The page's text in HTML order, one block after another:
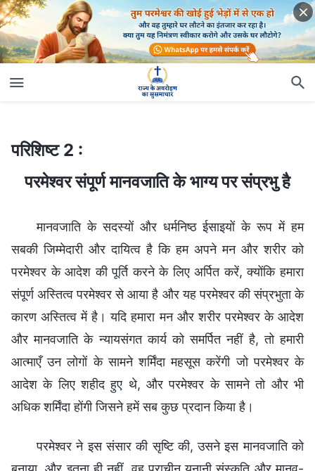
परिशिष्ट 2 :
परमेश्वर संपूर्ण मानवजाति के भाग्य पर संप्रभु है
परिशिष्ट 2 :
परमेश्वर संपूर्ण मानवजाति के भाग्य पर संप्रभु है
मानवजाति के सदस्यों और धर्मनिष्ठ ईसाइयों के रूप में हम
सबकी जिम्मेदारी और दायित्व है कि हम अपने मन और शरीर को
परमेश्वर के आदेश की पूर्ति करने के लिए अर्पित करें, क्योंकि हमारा
संपूर्ण अस्तित्व परमेश्वर से आया है और यह परमेश्वर की संप्रभुता के
कारण अस्तित्व में है। यदि हमारा मन और शरीर परमेश्वर के आदेश
और मानवजाति के न्यायसंगत कार्य को समर्पित नहीं है, तो हमारी
आत्माएँ उन लोगों के सामने शर्मिंदा महसूस करेंगी जो परमेश्वर के
आदेश के लिए शहीद हुए थे, और परमेश्वर के सामने तो और भी
अधिक शर्मिंदा होंगी जिसने हमें सब कुछ प्रदान किया है।
परमेश्वर ने इस संसार की सृष्टि की, उसने इस मानवजाति को